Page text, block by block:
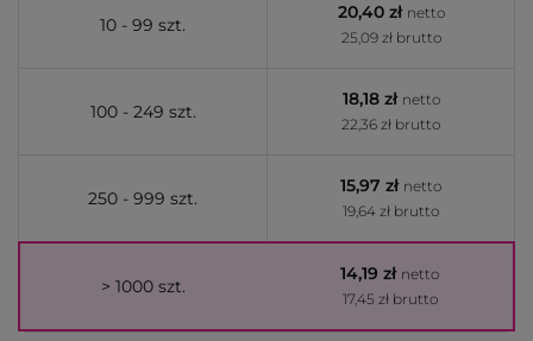
10 - 99 szt.
20,40 zł netto
25,09 zł brutto
100 - 249 szt.
18,18 zł netto
22,36 zł brutto
250 - 999 szt.
15,97 zł netto
19,64 zł brutto
> 1000 szt.
14,19 zł netto
17,45 zł brutto